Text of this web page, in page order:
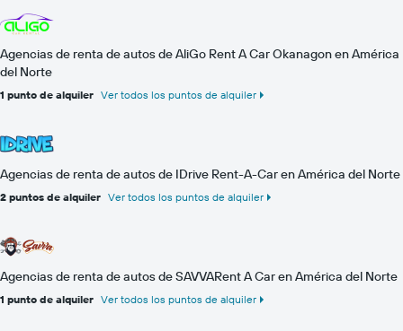
Agencias de renta de autos de AliGo Rent A Car Okanagon en América
del Norte
1 punto de alquiler Ver todos los puntos de alquiler
Agencias de renta de autos de IDrive Rent-A-Car en América del Norte
2 puntos de alquiler Ver todos los puntos de alquiler
Agencias de renta de autos de SAVVARent A Car en América del Norte
1 punto de alquiler Ver todos los puntos de alquiler